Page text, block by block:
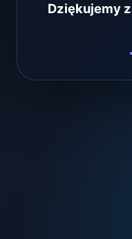
Dziękujemy